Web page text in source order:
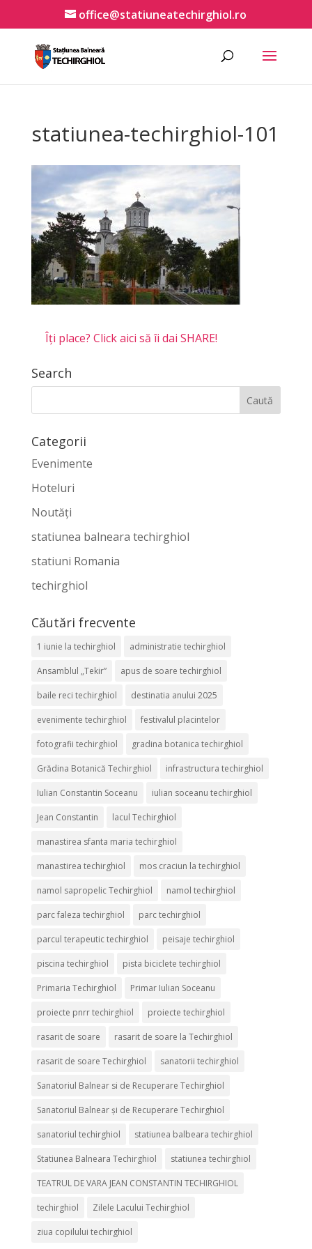
office@statiuneatechirghiol.ro
statiunea-techirghiol-101
Îți place? Click aici să îi dai SHARE!
Search
Categorii
Evenimente
Hoteluri
Noutăți
statiunea balneara techirghiol
statiuni Romania
techirghiol
Căutări frecvente
1 iunie la techirghiol administratie techirghiol
Ansamblul „Tekir” apus de soare techirghiol
baile reci techirghiol destinatia anului 2025
evenimente techirghiol festivalul placintelor
fotografii techirghiol gradina botanica techirghiol
Grădina Botanică Techirghiol infrastructura techirghiol
Iulian Constantin Soceanu iulian soceanu techirghiol
Jean Constantin lacul Techirghiol
manastirea sfanta maria techirghiol
manastirea techirghiol mos craciun la techirghiol
namol sapropelic Techirghiol namol techirghiol
parc faleza techirghiol parc techirghiol
parcul terapeutic techirghiol peisaje techirghiol
piscina techirghiol pista biciclete techirghiol
Primaria Techirghiol Primar Iulian Soceanu
proiecte pnrr techirghiol proiecte techirghiol
rasarit de soare rasarit de soare la Techirghiol
rasarit de soare Techirghiol sanatorii techirghiol
Sanatoriul Balnear si de Recuperare Techirghiol
Sanatoriul Balnear și de Recuperare Techirghiol
sanatoriul techirghiol statiunea balbeara techirghiol
Statiunea Balneara Techirghiol statiunea techirghiol
TEATRUL DE VARA JEAN CONSTANTIN TECHIRGHIOL
techirghiol Zilele Lacului Techirghiol
ziua copilului techirghiol